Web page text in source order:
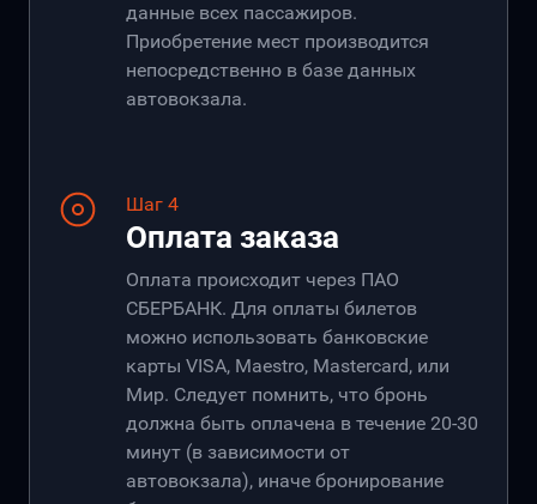
данные всех пассажиров.
Приобретение мест производится
непосредственно в базе данных
автовокзала.
Шаг 4
Оплата заказа
Оплата происходит через ПАО
СБЕРБАНК. Для оплаты билетов
можно использовать банковские
карты VISA, Maestro, Mastercard, или
Мир. Следует помнить, что бронь
должна быть оплачена в течение 20-30
минут (в зависимости от
автовокзала), иначе бронирование